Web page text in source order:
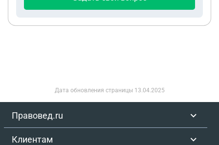
Дата обновления страницы 13.04.2025
Правовед.ru
Клиентам